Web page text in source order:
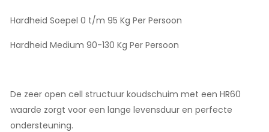
Hardheid Soepel 0 t/m 95 Kg Per Persoon
Hardheid Medium 90-130 Kg Per Persoon
De zeer open cell structuur koudschuim met een HR60
waarde zorgt voor een lange levensduur en perfecte
ondersteuning.